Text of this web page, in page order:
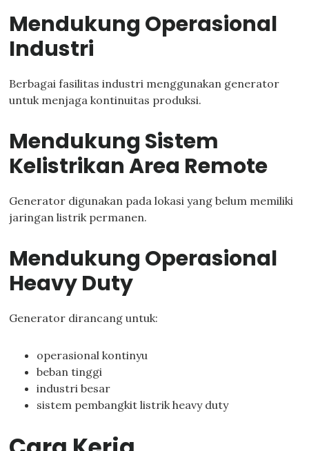
Mendukung Operasional
Industri
Berbagai fasilitas industri menggunakan generator
untuk menjaga kontinuitas produksi.
Mendukung Sistem
Kelistrikan Area Remote
Generator digunakan pada lokasi yang belum memiliki
jaringan listrik permanen.
Mendukung Operasional
Heavy Duty
Generator dirancang untuk:
operasional kontinyu
beban tinggi
industri besar
sistem pembangkit listrik heavy duty